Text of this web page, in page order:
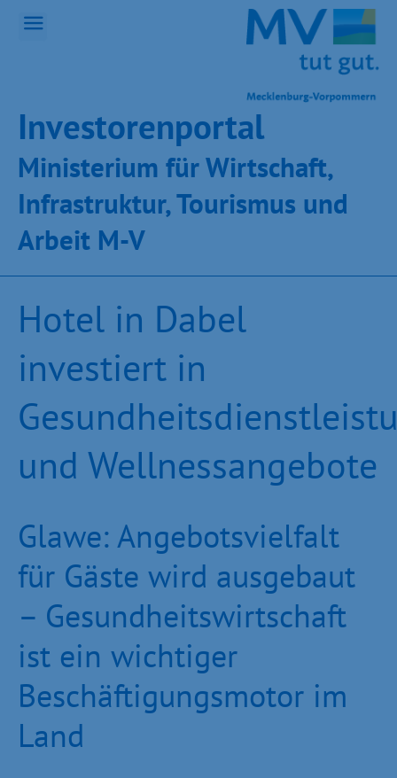
Inves­toren­por­tal
Ministeri­um für Wirt­schaft,
Infra­struk­tur, Tou­ris­mus und
Ar­beit M-V
Hotel in Dabel
investiert in
und Wellnessangebote
Glawe: Angebotsvielfalt
für Gäste wird ausgebaut
– Gesundheitswirtschaft
ist ein wichtiger
Beschäftigungsmotor im
Land